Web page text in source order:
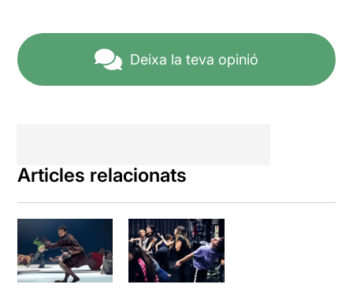
Deixa la teva opinió
Articles relacionats